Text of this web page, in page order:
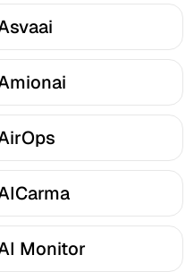
Monitor